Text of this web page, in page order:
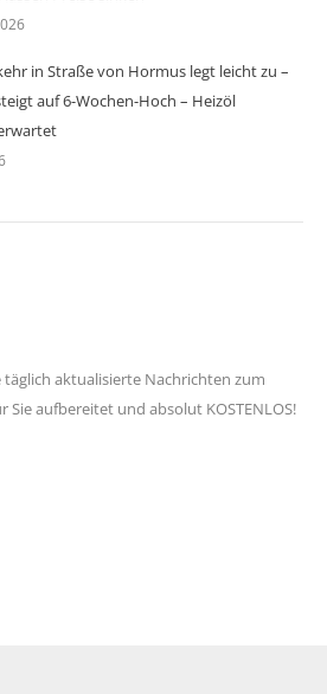
in Straße von Hormus legt leicht zu –
auf 6-Wochen-Hoch – Heizöl
täglich aktualisierte Nachrichten zum
Sie aufbereitet und absolut KOSTENLOS!